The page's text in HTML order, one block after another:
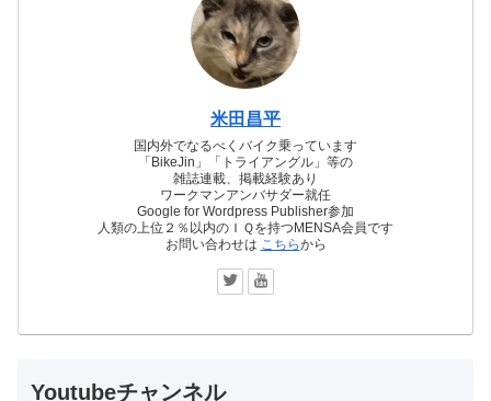
米田昌平
国内外でなるべくバイク乗っています
「BikeJin」「トライアングル」等の
雑誌連載、掲載経験あり
ワークマンアンバサダー就任
Google for Wordpress Publisher参加
人類の上位２％以内のＩＱを持つMENSA会員です
お問い合わせは こちらから
Youtubeチャンネル